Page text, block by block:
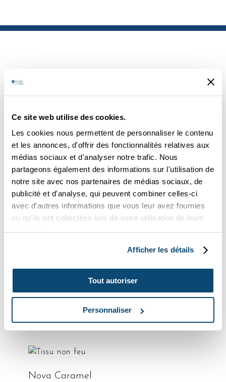
Ce site web utilise des cookies.
Les cookies nous permettent de personnaliser le contenu
et les annonces, d'offrir des fonctionnalités relatives aux
médias sociaux et d'analyser notre trafic. Nous
partageons également des informations sur l'utilisation de
notre site avec nos partenaires de médias sociaux, de
publicité et d'analyse, qui peuvent combiner celles-ci
avec d'autres informations que vous leur avez fournies
ou qu'ils ont collectées lors de votre utilisation de leurs
Afficher les détails
Tout autoriser
Personnaliser
SIMILAIRES
lire la suite
Umbra Putty
Nova Noir
lire la suite
Spectrum Prussian
Nova Caramel